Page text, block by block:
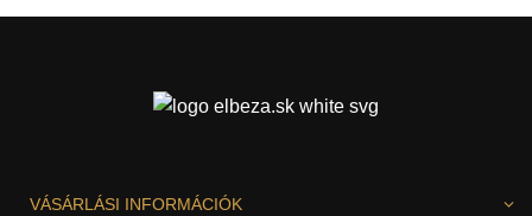
VÁSÁRLÁSI INFORMÁCIÓK